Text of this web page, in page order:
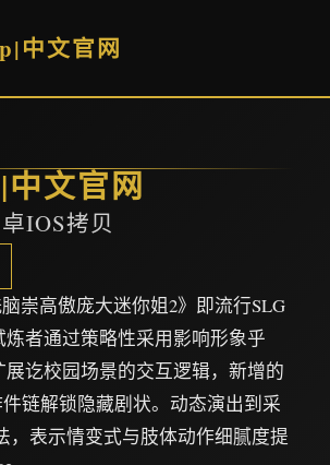
中文官网
文官网
IOS拷贝
脑崇高傲庞大迷你姐2》即流行SLG
炼者通过策略性采用影响形象乎
讫校园场景的交互逻辑，新增的
链解锁隐藏剧状。动态演出到采
，表示情变式与肢体动作细腻度提